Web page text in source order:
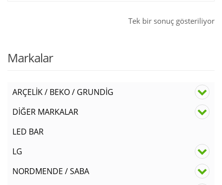
Tek bir sonuç gösteriliyor
Markalar
ARÇELİK / BEKO / GRUNDİG
DİĞER MARKALAR
LED BAR
LG
NORDMENDE / SABA